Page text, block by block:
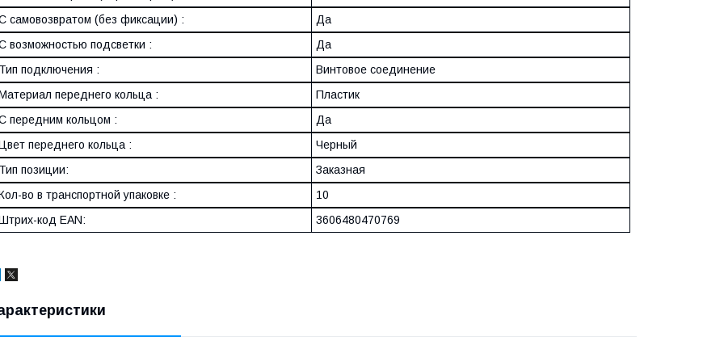
самовозвратом (без фиксации) :
Да
возможностью подсветки :
Да
подключения :
Винтовое соединение
переднего кольца :
Пластик
передним кольцом :
Да
переднего кольца :
Черный
позиции:
Заказная
во в транспортной упаковке :
10
код EAN:
3606480470769